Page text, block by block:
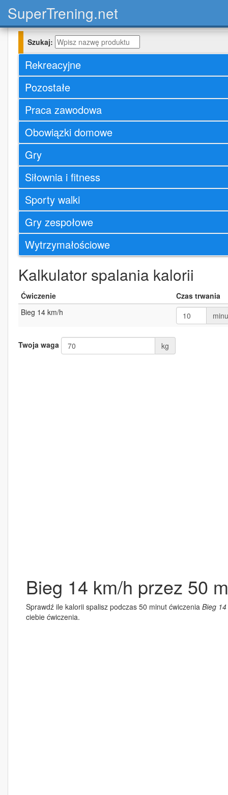
SuperTrening.net
Szukaj:
Rekreacyjne
Pozostałe
Praca zawodowa
Obowiązki domowe
Gry
Siłownia i fitness
Sporty walki
Gry zespołowe
Wytrzymałościowe
Kalkulator spalania kalorii
Ćwiczenie
Czas trwania
Bieg 14 km/h
Twoja waga kg
Bieg 14 km/h przez 50
Sprawdź ile kalorii spalisz podczas 50 minut ćwiczenia Bieg
ciebie ćwiczenia.